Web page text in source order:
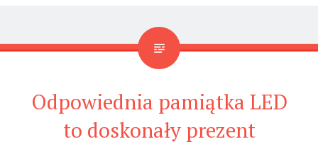
Odpowiednia pamiątka LED
to doskonały prezent